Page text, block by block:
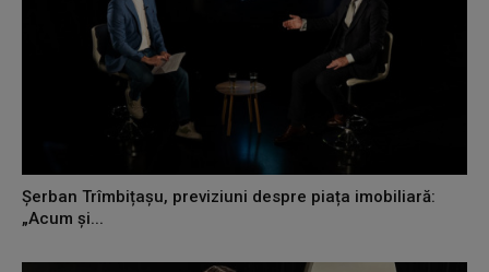
Șerban Trîmbițașu, previziuni despre piața imobiliară:
„Acum și...